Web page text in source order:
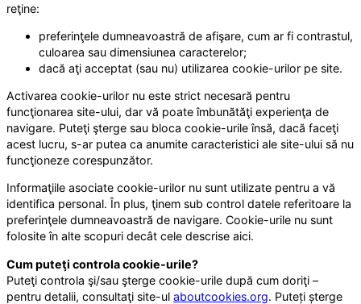
reţine:
preferinţele dumneavoastră de afişare, cum ar fi contrastul,
culoarea sau dimensiunea caracterelor;
dacă aţi acceptat (sau nu) utilizarea cookie-urilor pe site.
Activarea cookie-urilor nu este strict necesară pentru
funcţionarea site-ului, dar vă poate îmbunătăţi experienţa de
navigare. Puteţi şterge sau bloca cookie-urile însă, dacă faceţi
acest lucru, s-ar putea ca anumite caracteristici ale site-ului să nu
funcţioneze corespunzător.
Informaţiile asociate cookie-urilor nu sunt utilizate pentru a vă
identifica personal. În plus, ţinem sub control datele referitoare la
preferinţele dumneavoastră de navigare. Cookie-urile nu sunt
folosite în alte scopuri decât cele descrise aici.
Cum puteţi controla cookie-urile?
Puteţi controla şi/sau şterge cookie-urile după cum doriţi –
pentru detalii, consultaţi site-ul aboutcookies.org. Puteți șterge